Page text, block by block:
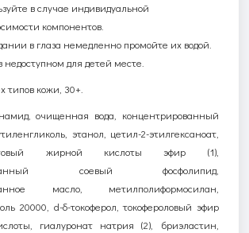
в случае индивидуальной
компонентов.
в глаза немедленно промойте их водой.
недоступном для детей месте.
типов кожи, 30+.
очищенная вода, концентрированный
этанол, цетил-2-этилгексаноат,
жирной кислоты эфир (1),
соевый фосфолипид,
масло, метилполиформосилан,
20000, d-δ-токоферол, токофероловый эфир
гиалуронат натрия (2), бриэластин,